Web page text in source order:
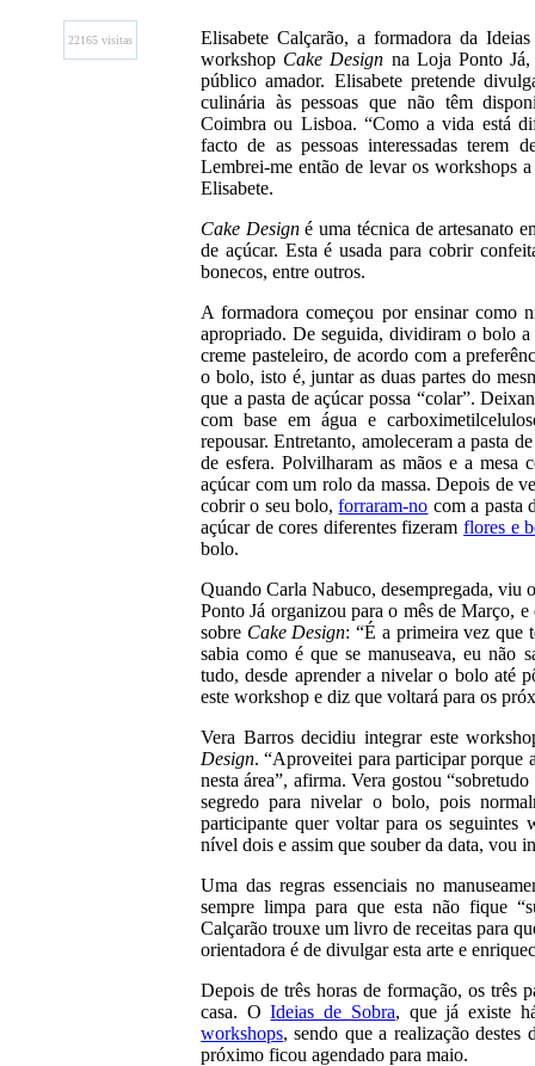
22165 visitas
Elisabete Calçarão, a formadora da
workshop Cake Design na Loja Ponto Já,
público amador. Elisabete pretende
culinária às pessoas que não têm
Coimbra ou Lisboa. “Como a vida está
facto de as pessoas interessadas terem
Lembrei-me então de levar os workshops
Elisabete.
Cake Designé uma técnica de artesanato
de açúcar. Esta é usada para cobrir
bonecos, entre outros.
A formadora começou por ensinar como
apropriado. De seguida, dividiram o bolo
creme pasteleiro, de acordo com a
o bolo, isto é, juntar as duas partes do
que a pasta de açúcar possa “colar”.
com base em água e
repousar. Entretanto, amoleceram a pasta
de esfera. Polvilharam as mãos e a mesa
açúcar com um rolo da massa. Depois de
cobrir o seu bolo,forraram-no com a pasta
açúcar de cores diferentes fizeramflores e
bolo.
Quando Carla Nabuco, desempregada, viu
Ponto Já organizou para o mês de Março,
sobre Cake Design: “É a primeira vez que
sabia como é que se manuseava, eu não
tudo, desde aprender a nivelar o bolo até
este workshop e diz que voltará para os
Vera Barros decidiu integrar este
Design. “Aproveitei para participar porque
nesta área”, afirma. Vera gostou
segredo para nivelar o bolo, pois
participante quer voltar para os seguintes
nível dois e assim que souber da data, vou
Uma das regras essenciais no
sempre limpa para que esta não fique
Calçarão trouxe um livro de receitas para
orientadora é de divulgar esta arte e
Depois de três horas de formação, os três
casa. OIdeias de Sobra, que já existe
workshops, sendo que a realização
próximo ficou agendado para maio.